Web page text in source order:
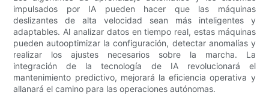
impulsados por IA pueden hacer que las máquinas
deslizantes de alta velocidad sean más inteligentes y
adaptables. Al analizar datos en tiempo real, estas máquinas
pueden autooptimizar la configuración, detectar anomalías y
realizar los ajustes necesarios sobre la marcha. La
integración de la tecnología de IA revolucionará el
mantenimiento predictivo, mejorará la eficiencia operativa y
allanará el camino para las operaciones autónomas.